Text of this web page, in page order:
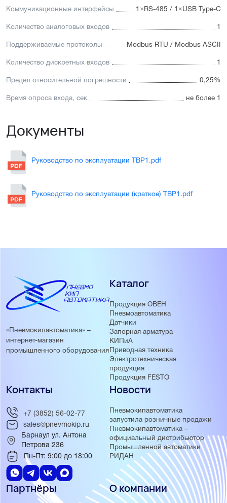
Коммуникационные интерфейсы 1×RS-485 / 1×USB Type-C
Количество аналоговых входов 1
Поддерживаемые протоколы Modbus RTU / Modbus ASCII
Количество дискретных входов 1
Предел относительной погрешности 0,25%
Время опроса входа, сек не более 1
Документы
Руководство по эксплуатации ТВР1.pdf
Руководство по эксплуатации (краткое) ТВР1.pdf
«Пневмокипавтоматика» –
интернет-магазин
промышленного оборудования
Каталог
Продукция ОВЕН
Пневмоавтоматика
Датчики
Запорная арматура
КИПиА
Приводная техника
Электротехническая
продукция
Продукция FESTO
Новости
Пневмокипавтоматика
запустила розничные продажи
Пневмокипавтоматика –
официальный дистрибьютор
Промышленной автоматики
РИДАН
Партнёры О компании
Контакты
+7 (3852) 56-02-77
sales@pnevmokip.ru
Барнаул ул. Антона
Петрова 236
Пн-Пт: 9:00 до 18:00